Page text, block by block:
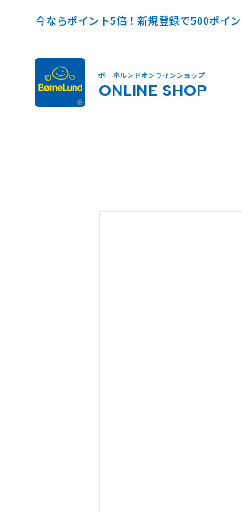
今ならポイント5倍！新規登録で500ポイ
ボーネルンドオンラインショップ
ONLINE SHOP